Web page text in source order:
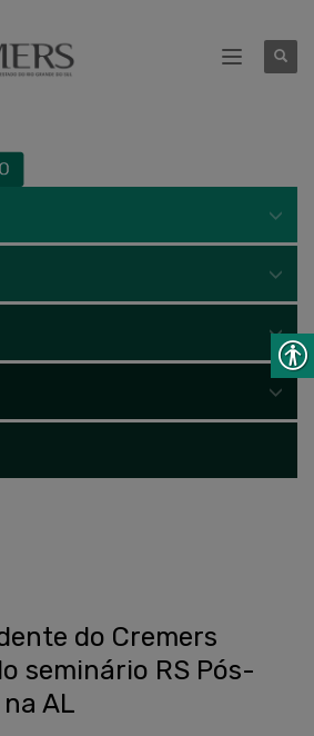
do Cremers
seminário RS Pós-
AL